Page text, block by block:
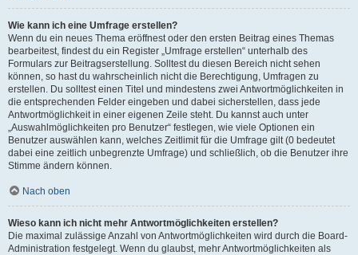
Wie kann ich eine Umfrage erstellen?
Wenn du ein neues Thema eröffnest oder den ersten Beitrag eines Themas
bearbeitest, findest du ein Register „Umfrage erstellen“ unterhalb des
Formulars zur Beitragserstellung. Solltest du diesen Bereich nicht sehen
können, so hast du wahrscheinlich nicht die Berechtigung, Umfragen zu
erstellen. Du solltest einen Titel und mindestens zwei Antwortmöglichkeiten in
die entsprechenden Felder eingeben und dabei sicherstellen, dass jede
Antwortmöglichkeit in einer eigenen Zeile steht. Du kannst auch unter
„Auswahlmöglichkeiten pro Benutzer“ festlegen, wie viele Optionen ein
Benutzer auswählen kann, welches Zeitlimit für die Umfrage gilt (0 bedeutet
dabei eine zeitlich unbegrenzte Umfrage) und schließlich, ob die Benutzer ihre
Stimme ändern können.
Nach oben
Wieso kann ich nicht mehr Antwortmöglichkeiten erstellen?
Die maximal zulässige Anzahl von Antwortmöglichkeiten wird durch die Board-
Administration festgelegt. Wenn du glaubst, mehr Antwortmöglichkeiten als